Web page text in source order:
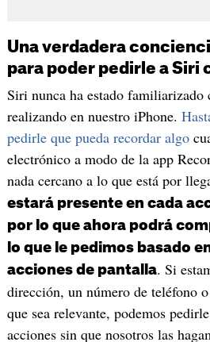
Una verdadera
para poder pedirle a Siri
Siri nunca ha estado familiarizado
realizando en nuestro iPhone.
pedirle que pueda recordar algo
electrónico a modo de la app
nada cercano a lo que está por
estará presente en cada
por lo que ahora podrá
lo que le pedimos basado
acciones de pantalla. Si
dirección, un número de teléfono
que sea relevante, podemos
acciones sin que nosotros las